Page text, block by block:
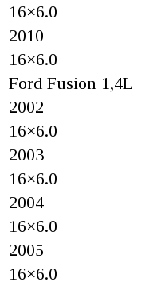
16×6.0
2010
16×6.0
Ford Fusion 1,4L
2002
16×6.0
2003
16×6.0
2004
16×6.0
2005
16×6.0